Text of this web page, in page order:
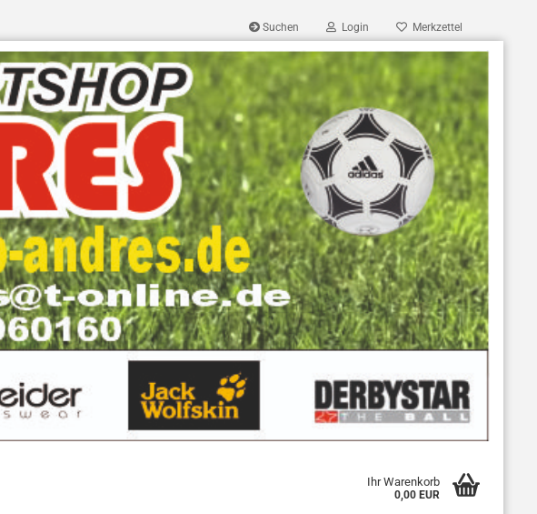
Suchen Login Merkzettel
Ihr Warenkorb
0,00 EUR